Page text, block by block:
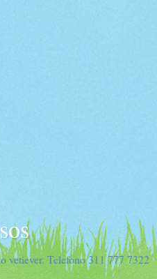
vetiever. Telefono 311 777 7322